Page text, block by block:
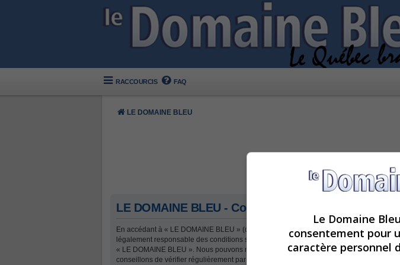
RACCOURCIS FAQ
LE DOMAINE BLEU
LE DOMAINE BLEU - Conditions d’utilisation
En accédant à « LE DOMAINE BLEU » (désigné ci-après par « nous », « notre », «
légalement responsable des conditions suivantes. Si vous n’acceptez pas d’être
« LE DOMAINE BLEU ». Nous pouvons modifier ces conditions à n’importe quel
conseillons de vérifier régulièrement par vous-même. En effet, si vous continuez à
Le Domaine
consentement pour
caractère personnel